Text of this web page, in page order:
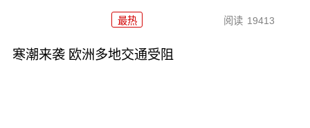
最热 阅读 19413
寒潮来袭 欧洲多地交通受阻